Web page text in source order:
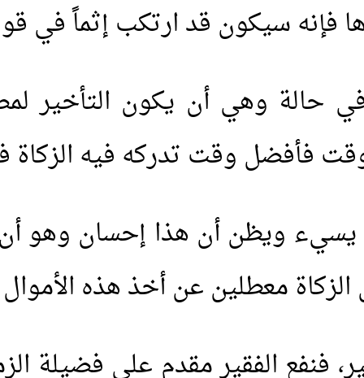
فإنه سيكون قد ارتكب إثماً في
حالة وهي أن يكون التأخير
فأفضل وقت تدركه فيه
ويظن أن هذا إحسان وهو
الزكاة معطلين عن أخذ هذه
فنفع الفقير مقدم على فضيلة
3. لماذا خص الصدقة
لَوْلا أَخَّرْتَنِي إِلَى أَجَلٍ
5. هل الجن والشياطين